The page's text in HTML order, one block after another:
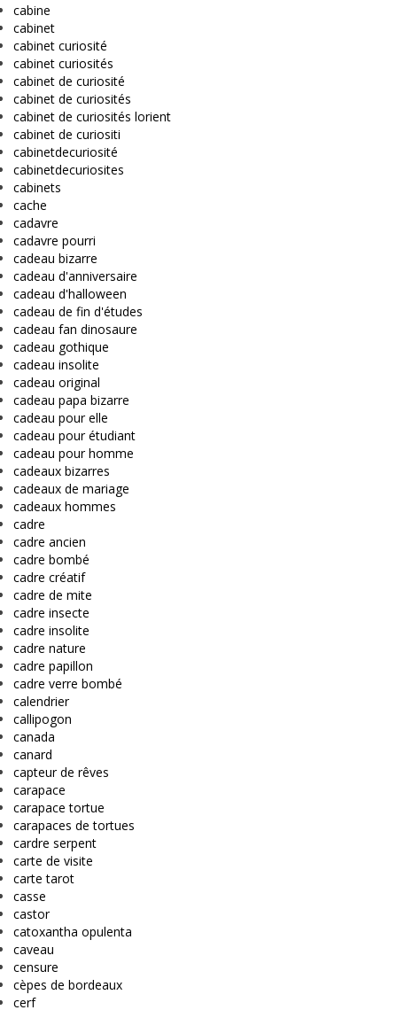
cabine
cabinet
cabinet curiosité
cabinet curiosités
cabinet de curiosité
cabinet de curiosités
cabinet de curiosités lorient
cabinet de curiositi
cabinetdecuriosité
cabinetdecuriosites
cabinets
cache
cadavre
cadavre pourri
cadeau bizarre
cadeau d'anniversaire
cadeau d'halloween
cadeau de fin d'études
cadeau fan dinosaure
cadeau gothique
cadeau insolite
cadeau original
cadeau papa bizarre
cadeau pour elle
cadeau pour étudiant
cadeau pour homme
cadeaux bizarres
cadeaux de mariage
cadeaux hommes
cadre
cadre ancien
cadre bombé
cadre créatif
cadre de mite
cadre insecte
cadre insolite
cadre nature
cadre papillon
cadre verre bombé
calendrier
callipogon
canada
canard
capteur de rêves
carapace
carapace tortue
carapaces de tortues
cardre serpent
carte de visite
carte tarot
casse
castor
catoxantha opulenta
caveau
censure
cèpes de bordeaux
cerf